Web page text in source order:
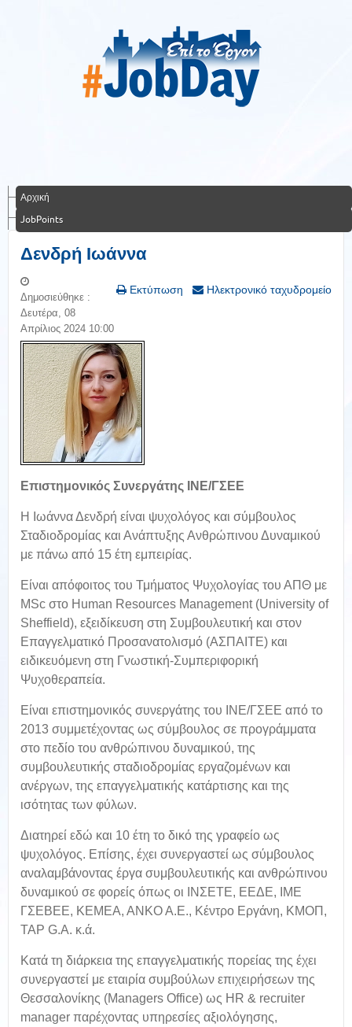
Αρχική
JobPoints
Δενδρή Ιωάννα
Εκτύπωση Ηλεκτρονικό ταχυδρομείο
Δημοσιεύθηκε :
Δευτέρα, 08
Απρίλιος 2024 10:00
Επιστημονικός Συνεργάτης ΙΝΕ/ΓΣΕΕ
Η Ιωάννα Δενδρή είναι ψυχολόγος και σύμβουλος
Σταδιοδρομίας και Ανάπτυξης Ανθρώπινου Δυναμικού
με πάνω από 15 έτη εμπειρίας.
Είναι απόφοιτος του Τμήματος Ψυχολογίας του ΑΠΘ με
MSc στο Human Resources Management (University of
Sheffield), εξειδίκευση στη Συμβουλευτική και στον
Επαγγελματικό Προσανατολισμό (ΑΣΠΑΙΤΕ) και
ειδικευόμενη στη Γνωστική-Συμπεριφορική
Ψυχοθεραπεία.
Είναι επιστημονικός συνεργάτης του ΙΝΕ/ΓΣΕΕ από το
2013 συμμετέχοντας ως σύμβουλος σε προγράμματα
στο πεδίο του ανθρώπινου δυναμικού, της
συμβουλευτικής σταδιοδρομίας εργαζομένων και
ανέργων, της επαγγελματικής κατάρτισης και της
ισότητας των φύλων.
Διατηρεί εδώ και 10 έτη το δικό της γραφείο ως
ψυχολόγος. Επίσης, έχει συνεργαστεί ως σύμβουλος
αναλαμβάνοντας έργα συμβουλευτικής και ανθρώπινου
δυναμικού σε φορείς όπως οι ΙΝΣΕΤΕ, ΕΕΔΕ, ΙΜΕ
ΓΣΕΒΕΕ, ΚΕΜΕΑ, ΑΝΚΟ Α.Ε., Κέντρο Εργάνη, ΚΜΟΠ,
TAP G.A. κ.ά.
Κατά τη διάρκεια της επαγγελματικής πορείας της έχει
συνεργαστεί με εταιρία συμβούλων επιχειρήσεων της
Θεσσαλονίκης (Managers Office) ως HR & recruiter
manager παρέχοντας υπηρεσίες αξιολόγησης,